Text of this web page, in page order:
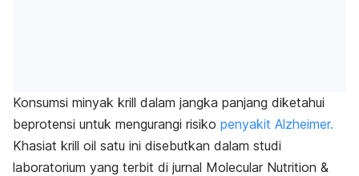
Konsumsi minyak krill dalam jangka panjang diketahui
beprotensi untuk mengurangi risiko penyakit Alzheimer.
Khasiat krill oil satu ini disebutkan dalam studi
laboratorium yang terbit di jurnal Molecular Nutrition &